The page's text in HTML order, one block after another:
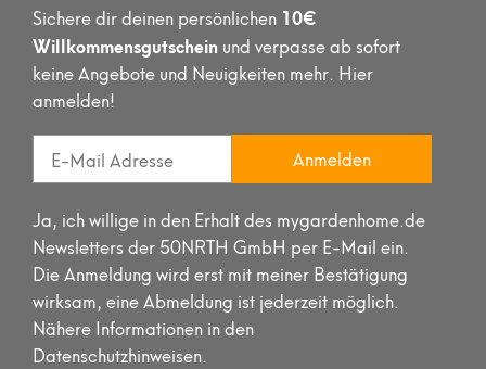
Sichere dir deinen persönlichen 10€
Willkommensgutschein und verpasse ab sofort
keine Angebote und Neuigkeiten mehr. Hier
anmelden!
Anmelden
Ja, ich willige in den Erhalt des mygardenhome.de
Newsletters der 50NRTH GmbH per E-Mail ein.
Die Anmeldung wird erst mit meiner Bestätigung
wirksam, eine Abmeldung ist jederzeit möglich.
Nähere Informationen in den
Datenschutzhinweisen.